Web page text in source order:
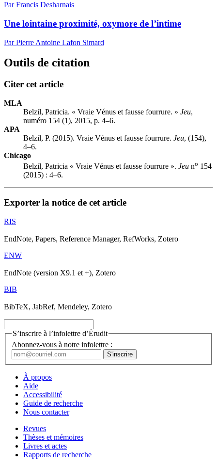
Par Francis Desharnais
Une lointaine proximité, oxymore de l’intime
Par Pierre Antoine Lafon Simard
Outils de citation
Citer cet article
MLA
Belzil, Patricia. « Vraie Vénus et fausse fourrure. » Jeu,
numéro 154 (1), 2015, p. 4–6.
APA
Belzil, P. (2015). Vraie Vénus et fausse fourrure. Jeu, (154),
4–6.
Chicago
Belzil, Patricia « Vraie Vénus et fausse fourrure ». Jeu no 154
(2015) : 4–6.
Exporter la notice de cet article
RIS
EndNote, Papers, Reference Manager, RefWorks, Zotero
ENW
EndNote (version X9.1 et +), Zotero
BIB
BibTeX, JabRef, Mendeley, Zotero
S’inscrire à l’infolettre d’Érudit
Abonnez-vous à notre infolettre :
À propos
Aide
Accessibilité
Guide de recherche
Nous contacter
Revues
Thèses et mémoires
Livres et actes
Rapports de recherche